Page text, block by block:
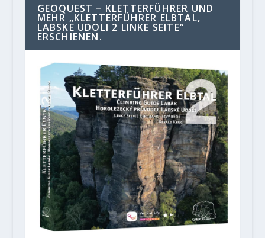
GEOQUEST – KLETTERFÜHRER UND
MEHR „KLETTERFÜHRER ELBTAL,
LABSKE UDOLI 2 LINKE SEITE“
ERSCHIENEN.